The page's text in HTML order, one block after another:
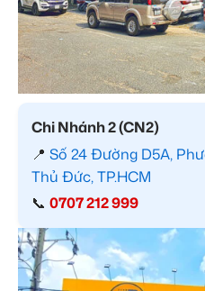
Chi Nhánh 2 (CN2)
📍 Số 24 Đường D5A,
Thủ Đức, TP.HCM
📞 0707 212 999